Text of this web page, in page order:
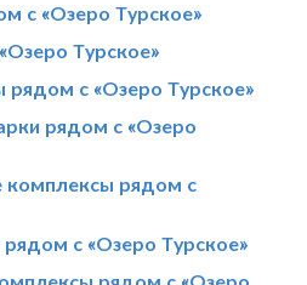
с «Озеро Турское»
Турское»
рядом с «Озеро Турское»
рядом с «Озеро
рядом с
с «Озеро Турское»